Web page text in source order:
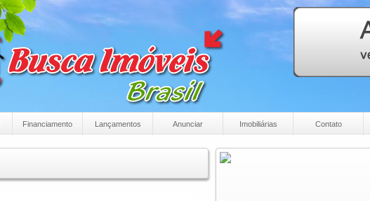
Financiamento Lançamentos Anunciar Imobiliárias Contato